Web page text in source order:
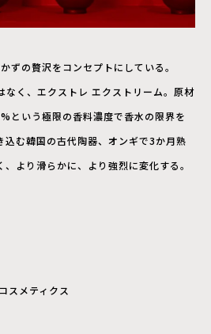
ずの贅沢をコンセプトにしている。
なく、エクストレ エクストリーム。原材
という極限の香料濃度で香水の限界を
込む韓国の古代陶器、オンギで3か月熟
より滑らかに、より強烈に変化する。
スメティクス